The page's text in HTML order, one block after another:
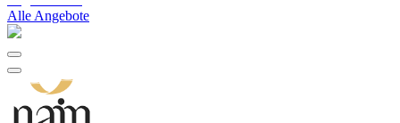
Alle Angebote